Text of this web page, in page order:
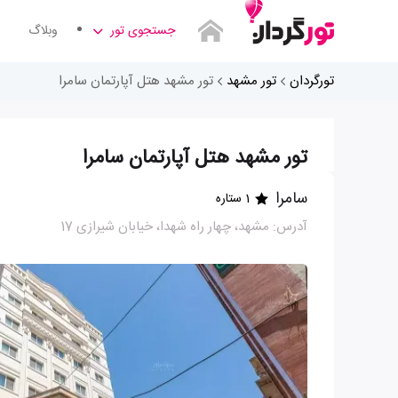
جستجوی تور وبلاگ
تورگردان تور مشهد تور مشهد هتل آپارتمان سامرا
تور مشهد هتل آپارتمان سامرا
سامرا 1 ستاره
آدرس: مشهد، چهار راه شهدا، خیابان شیرازی 17